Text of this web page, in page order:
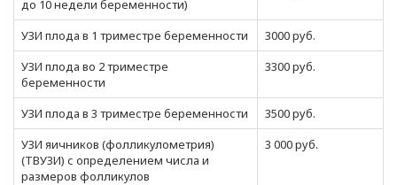
до 10 недели беременности)
УЗИ плода в 1 триместре беременности
3000 руб.
УЗИ плода во 2 триместре
беременности
3300 руб.
УЗИ плода в 3 триместре беременности
3500 руб.
УЗИ яичников (фолликулометрия)
(ТВУЗИ) с определением числа и
размеров фолликулов
3 000 руб.